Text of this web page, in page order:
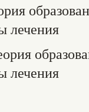
лечения
лечения